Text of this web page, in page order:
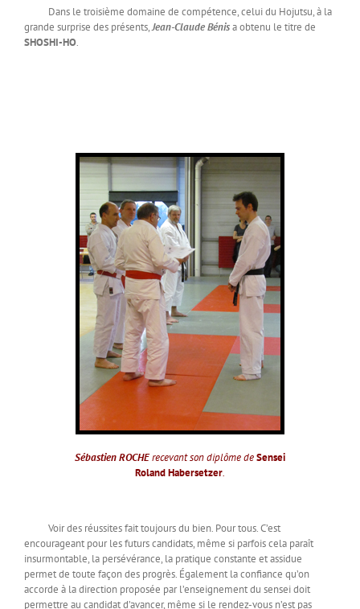
Dans le troisième domaine de compétence, celui du Hojutsu, à la
grande surprise des présents,Jean-Claude Bénisa obtenu le titre de
SHOSHI-HO.
Sébastien ROCHErecevant son diplôme deSensei
Roland Habersetzer.
Voir des réussites fait toujours du bien. Pour tous. C’est
encourageant pour les futurs candidats, même si parfois cela paraît
insurmontable, la persévérance, la pratique constante et assidue
permet de toute façon des progrès. Également la confiance qu’on
accorde à la direction proposée par l’enseignement du sensei doit
permettre au candidat d’avancer, même si le rendez-vous n’est pas